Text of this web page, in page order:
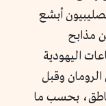
أبشع
مذابح
اليهودية
وقبل
بحسب ما